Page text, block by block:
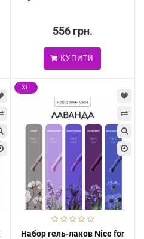
556 грн.
КУПИТИ
Хіт
Набор гель-лаков Nice for